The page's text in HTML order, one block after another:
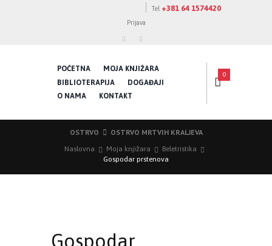
Tel +381 64 1574420
Prijava
POČETNA
MOJA KNJIŽARA
BIBLIOTERAPIJA
DOGAĐAJI
O NAMA
KONTAKT
0
OSTRVO OSTRVO MRTVIH KRALJEVA
Naslovna Moja knjižara
Beletristika
Gospodar prstenova
Gospodar